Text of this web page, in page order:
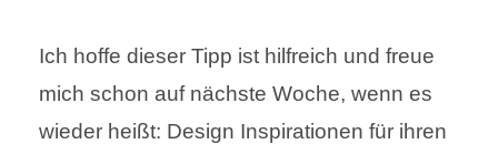
Ich hoffe dieser Tipp ist hilfreich und freue
mich schon auf nächste Woche, wenn es
wieder heißt: Design Inspirationen für ihren